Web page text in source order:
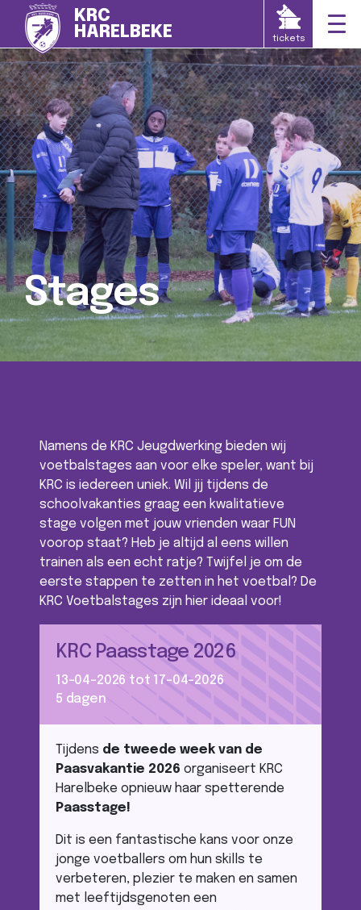
KRC
HARELBEKE
tickets
Stages
Namens de KRC Jeugdwerking bieden wij
voetbalstages aan voor elke speler, want bij
KRC is iedereen uniek. Wil jij tijdens de
schoolvakanties graag een kwalitatieve
stage volgen met jouw vrienden waar FUN
voorop staat? Heb je altijd al eens willen
trainen als een echt ratje? Twijfel je om de
eerste stappen te zetten in het voetbal? De
KRC Voetbalstages zijn hier ideaal voor!
KRC Paasstage 2026
13-04-2026 tot 17-04-2026
5 dagen
Tijdens de tweede week van de
Paasvakantie 2026 organiseert KRC
Harelbeke opnieuw haar spetterende
Paasstage!
Dit is een fantastische kans voor onze
jonge voetballers om hun skills te
verbeteren, plezier te maken en samen
met leeftijdsgenoten een